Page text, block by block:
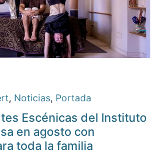
, Noticias, Portada
Escénicas del Instituto
en agosto con
toda la familia